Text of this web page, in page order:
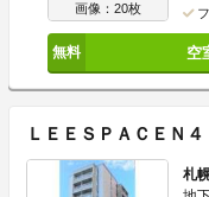
画像：20枚
空
ＬＥＥＳＰＡＣＥＮ４
札